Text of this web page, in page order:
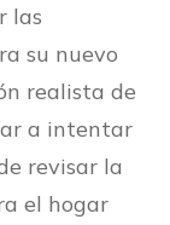
las
su nuevo
realista de
a intentar
revisar la
el hogar